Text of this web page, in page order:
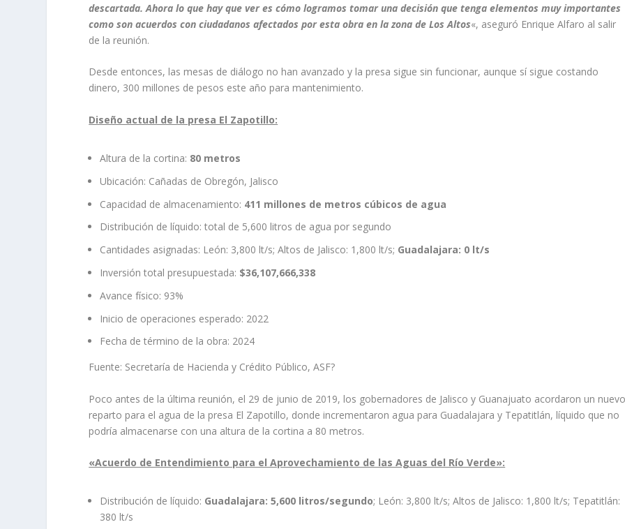
descartada. Ahora lo que hay que ver es cómo logramos tomar una decisión que tenga elementos muy importantes
como son acuerdos con ciudadanos afectados por esta obra en la zona de Los Altos«, aseguró Enrique Alfaro al salir
de la reunión.
Desde entonces, las mesas de diálogo no han avanzado y la presa sigue sin funcionar, aunque sí sigue costando
dinero, 300 millones de pesos este año para mantenimiento.
Diseño actual de la presa El Zapotillo:
Altura de la cortina: 80 metros
Ubicación: Cañadas de Obregón, Jalisco
Capacidad de almacenamiento: 411 millones de metros cúbicos de agua
Distribución de líquido: total de 5,600 litros de agua por segundo
Cantidades asignadas: León: 3,800 lt/s; Altos de Jalisco: 1,800 lt/s; Guadalajara: 0 lt/s
Inversión total presupuestada: $36,107,666,338
Avance físico: 93%
Inicio de operaciones esperado: 2022
Fecha de término de la obra: 2024
Fuente: Secretaría de Hacienda y Crédito Público, ASF?
Poco antes de la última reunión, el 29 de junio de 2019, los gobernadores de Jalisco y Guanajuato acordaron un
reparto para el agua de la presa El Zapotillo, donde incrementaron agua para Guadalajara y Tepatitlán, líquido que no
podría almacenarse con una altura de la cortina a 80 metros.
«Acuerdo de Entendimiento para el Aprovechamiento de las Aguas del Río Verde»:
Distribución de líquido: Guadalajara: 5,600 litros/segundo; León: 3,800 lt/s; Altos de Jalisco: 1,800 lt/s; Tepatitlán:
380 lt/s